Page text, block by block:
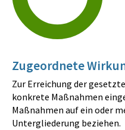
Zugeordnete
Zur Erreichung der
konkrete Maßnahmen
Maßnahmen auf ein oder
Untergliederung beziehen.